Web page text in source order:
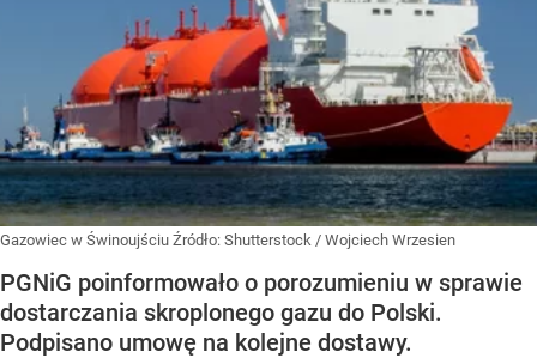
Gazowiec w Świnoujściu Źródło: Shutterstock / Wojciech Wrzesien
PGNiG poinformowało o porozumieniu w sprawie
dostarczania skroplonego gazu do Polski.
Podpisano umowę na kolejne dostawy.